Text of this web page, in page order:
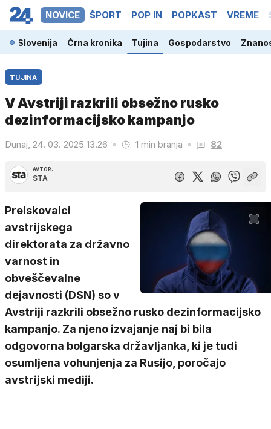
NOVICE ŠPORT POP IN POPKAST VREME
Slovenija Črna kronika Tujina Gospodarstvo
TUJINA
V Avstriji razkrili obsežno rusko
dezinformacijsko kampanjo
Dunaj, 24. 03. 2025 13.26 1 min branja 82
AVTOR:
STA
Preiskovalci
avstrijskega
direktorata za državno
varnost in
obveščevalne
dejavnosti (DSN) so v
Avstriji razkrili obsežno rusko dezinformacijsko
kampanjo. Za njeno izvajanje naj bi bila
odgovorna bolgarska državljanka, ki je tudi
osumljena vohunjenja za Rusijo, poročajo
avstrijski mediji.